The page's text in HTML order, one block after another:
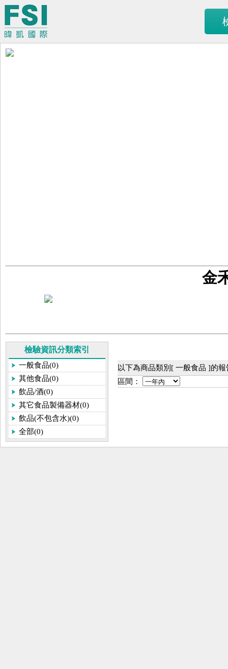
金
檢驗資訊分類索引
一般食品(0)
其他食品(0)
飲品/酒(0)
其它食品製備器材(0)
飲品(不包含水)(0)
全部(0)
以下為商品類別[ 一般食品 ]的
區間：